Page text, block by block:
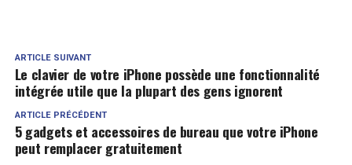
ARTICLE SUIVANT
Le clavier de votre iPhone possède une fonctionnalité
intégrée utile que la plupart des gens ignorent
ARTICLE PRÉCÉDENT
5 gadgets et accessoires de bureau que votre iPhone
peut remplacer gratuitement